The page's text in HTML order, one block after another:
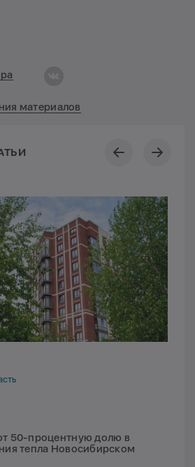
50-процентную долю в
тепла Новосибирском
материалов